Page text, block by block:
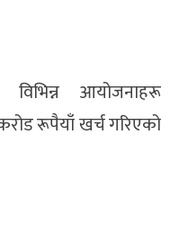
विभिन्न आयोजनाहरू
रूपैयाँ खर्च गरिएको